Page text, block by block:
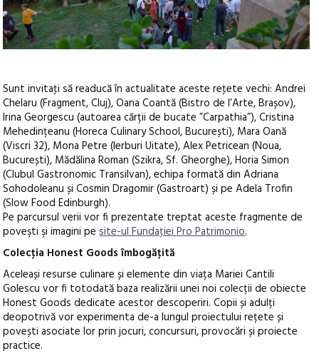
Sunt invitaţi să readucă în actualitate aceste reţete vechi: Andrei
Chelaru (Fragment, Cluj), Oana Coantă (Bistro de l’Arte, Brașov),
Irina Georgescu (autoarea cărții de bucate ”Carpathia”), Cristina
Mehedințeanu (Horeca Culinary School, București), Mara Oană
(Viscri 32), Mona Petre (Ierburi Uitate), Alex Petricean (Noua,
București), Mădălina Roman (Szikra, Sf. Gheorghe), Horia Simon
(Clubul Gastronomic Transilvan), echipa formată din Adriana
Sohodoleanu și Cosmin Dragomir (Gastroart) și pe Adela Trofin
(Slow Food Edinburgh).
Pe parcursul verii vor fi prezentate treptat aceste fragmente de
poveşti şi imagini pesite-ul Fundaţiei Pro Patrimonio.
Colecţia Honest Goods îmbogăţită
Aceleași resurse culinare și elemente din viața Mariei Cantili
Golescu vor fi totodată baza realizării unei noi colecții de obiecte
Honest Goods dedicate acestor descoperiri. Copii și adulți
deopotrivă vor experimenta de-a lungul proiectului rețete și
povești asociate lor prin jocuri, concursuri, provocări și proiecte
practice.